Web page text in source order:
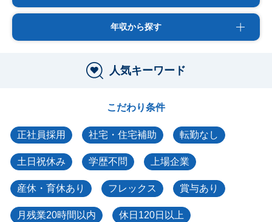
年収から探す
人気キーワード
こだわり条件
正社員採用 社宅・住宅補助 転勤なし
土日祝休み 学歴不問 上場企業
産休・育休あり フレックス 賞与あり
月残業20時間以内 休日120日以上